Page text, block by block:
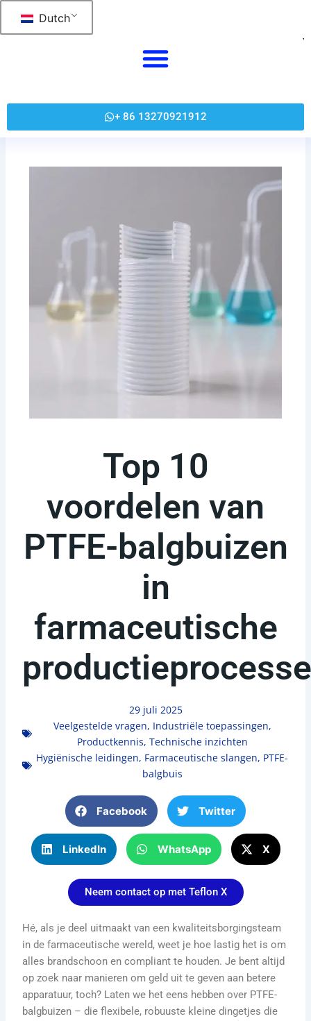
Dutch
+ 86 13270921912
Top 10
voordelen van
PTFE-balgbuizen
in
farmaceutische
29 juli 2025
Veelgestelde vragen, Industriële toepassingen,
Productkennis, Technische inzichten
Hygiënische leidingen, Farmaceutische slangen, PTFE-
balgbuis
Facebook Twitter
LinkedIn WhatsApp X
Neem contact op met Teflon X
Hé, als je deel uitmaakt van een kwaliteitsborgingsteam
in de farmaceutische wereld, weet je hoe lastig het is om
alles brandschoon en compliant te houden. Je bent altijd
op zoek naar manieren om geld uit te geven aan betere
apparatuur, toch? Laten we het eens hebben over PTFE-
balgbuizen – die flexibele, robuuste kleine dingetjes die